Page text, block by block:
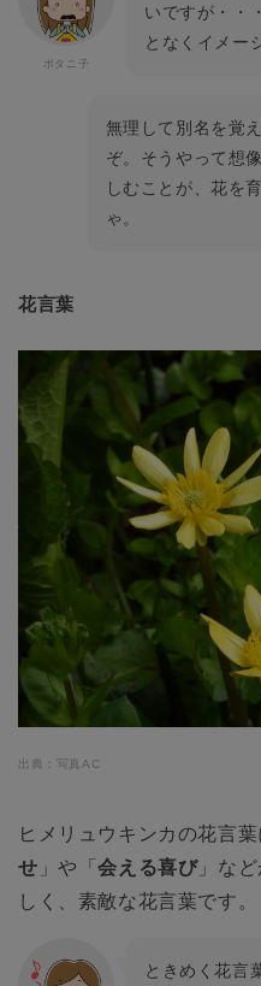
いですが・・
となくイメー
無理して別名を覚
ぞ。そうやって想
しむことが、花を
ゃ。
花言葉
出典：写真AC
ヒメリュウキンカの花言葉
せ 」や「会える喜び」な
しく、素敵な花言葉です。
ときめく花言